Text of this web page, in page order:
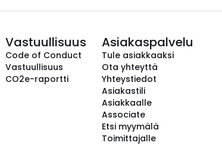
Vastuullisuus
Code of Conduct
Vastuullisuus
CO2e-raportti
Asiakaspalvelu
Tule asiakkaaksi
Ota yhteyttä
Yhteystiedot
Asiakastili
Asiakkaalle
Associate
Etsi myymälä
Toimittajalle